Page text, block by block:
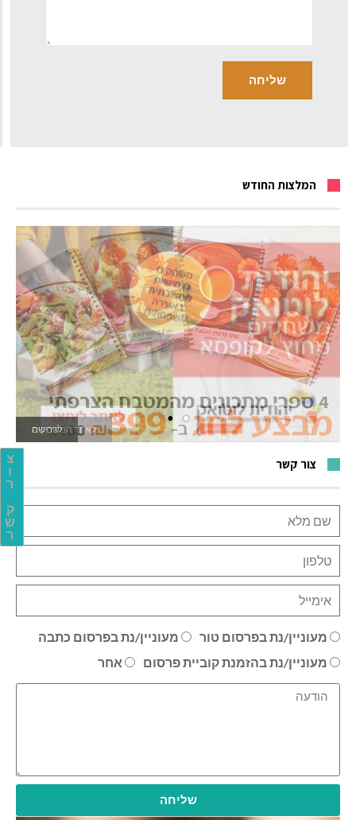
צ
ו
ר
ק
ש
ר
המלצות החודש
לאתר המשחקים
צור קשר
מעוניין/נת בפרסום טור
מעוניין/נת בפרסום כתבה
מעוניין/נת בהזמנת קוביית פרסום
אחר
שליחה